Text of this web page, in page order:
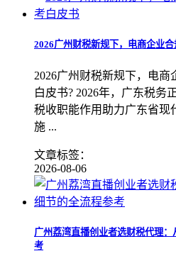
2026广州财税新规下，电商企业
2026广州财税新规下，电
白皮书? 2026年，广东税务
税收职能作用助力广东省现
施 ...
文章标签：
2026-08-06
广州荔湾直播创业者选财税代理
考